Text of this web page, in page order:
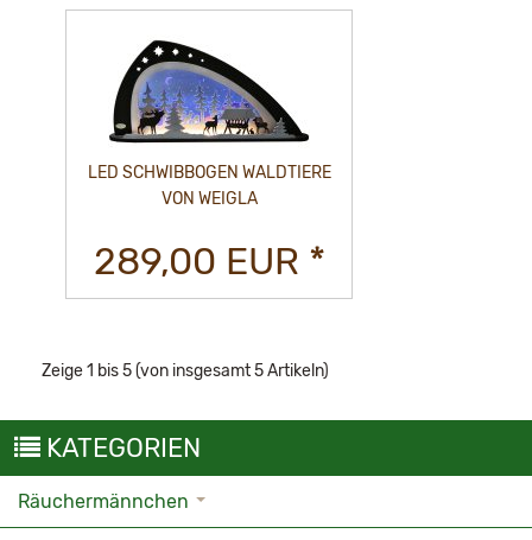
LED SCHWIBBOGEN WALDTIERE
VON WEIGLA
289,00 EUR *
Zeige1 bis5(von insgesamt5Artikeln)
KATEGORIEN
Räuchermännchen